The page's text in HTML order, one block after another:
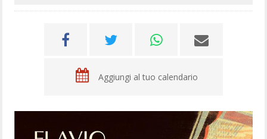
Aggiungi al tuo calendario